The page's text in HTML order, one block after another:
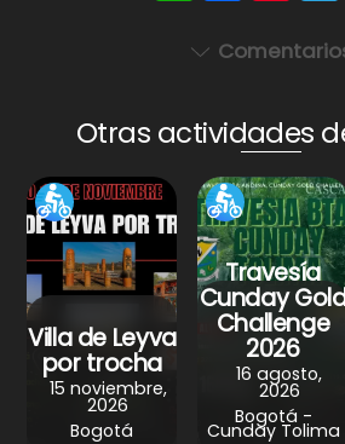
h
a
A
p
p
a
c
b
o
o
k
nt
er
st
Otras actividades
Villa de Leyva
por trocha
15 noviembre,
2026
Bogotá
Travesía
Cunday
Challenge
2026
16 agosto,
2026
Bogotá -
Cunday Tolima